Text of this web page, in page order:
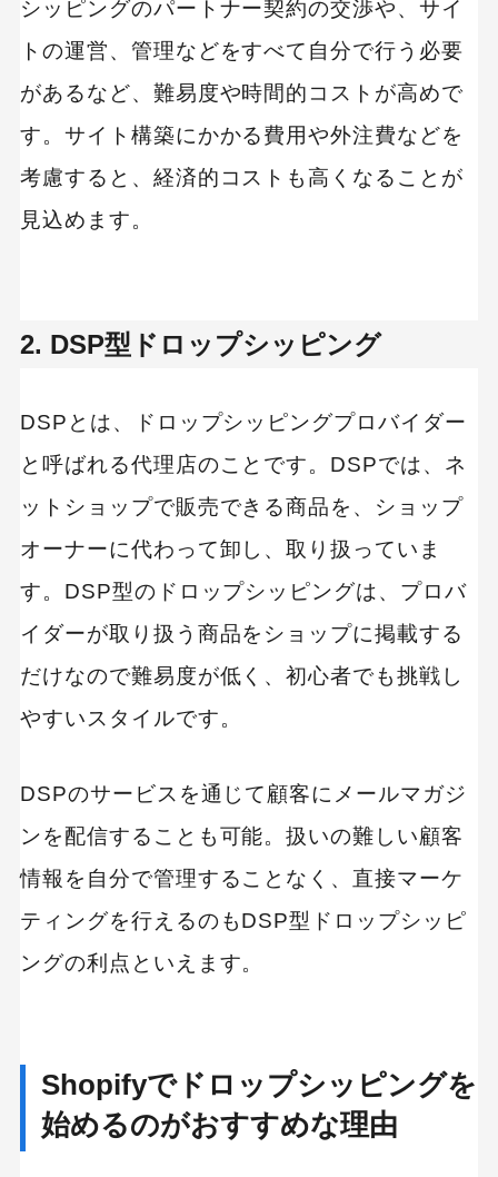
シッピングのパートナー契約の交渉や、サイ
トの運営、管理などをすべて自分で行う必要
があるなど、難易度や時間的コストが高めで
す。サイト構築にかかる費用や外注費などを
考慮すると、経済的コストも高くなることが
見込めます。
2. DSP型ドロップシッピング
DSPとは、ドロップシッピングプロバイダー
と呼ばれる代理店のことです。DSPでは、ネ
ットショップで販売できる商品を、ショップ
オーナーに代わって卸し、取り扱っていま
す。DSP型のドロップシッピングは、プロバ
イダーが取り扱う商品をショップに掲載する
だけなので難易度が低く、初心者でも挑戦し
やすいスタイルです。
DSPのサービスを通じて顧客にメールマガジ
ンを配信することも可能。扱いの難しい顧客
情報を自分で管理することなく、直接マーケ
ティングを行えるのもDSP型ドロップシッピ
ングの利点といえます。
Shopifyでドロップシッピングを
始めるのがおすすめな理由